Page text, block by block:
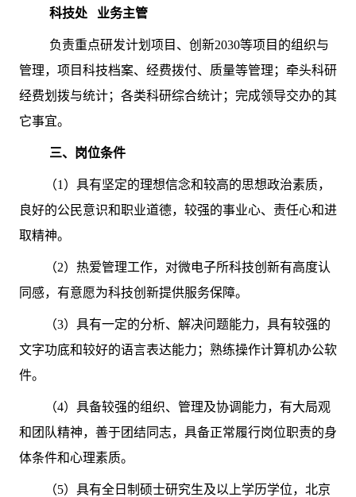
科技处 业务主管
负责重点研发计划项目、创新2030等项目的组织与
管理，项目科技档案、经费拨付、质量等管理；牵头科研
经费划拨与统计；各类科研综合统计；完成领导交办的其
它事宜。
三、岗位条件
（1）具有坚定的理想信念和较高的思想政治素质，
良好的公民意识和职业道德，较强的事业心、责任心和进
取精神。
（2）热爱管理工作，对微电子所科技创新有高度认
同感，有意愿为科技创新提供服务保障。
（3）具有一定的分析、解决问题能力，具有较强的
文字功底和较好的语言表达能力；熟练操作计算机办公软
件。
（4）具备较强的组织、管理及协调能力，有大局观
和团队精神，善于团结同志，具备正常履行岗位职责的身
体条件和心理素质。
（5）具有全日制硕士研究生及以上学历学位，北京